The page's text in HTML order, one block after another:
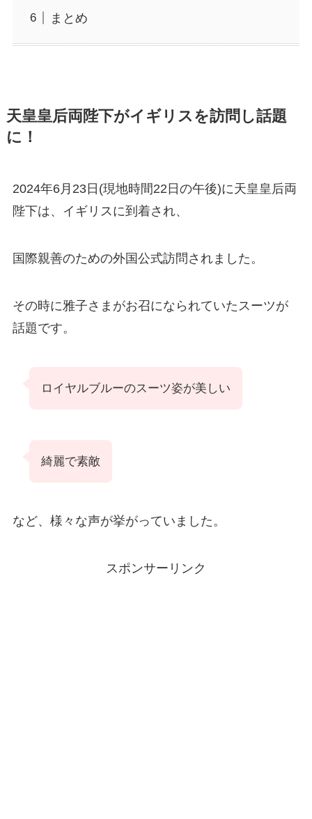
まとめ
天皇皇后両陛下がイギリスを訪問し話題
に！
2024年6月23日(現地時間22日の午後)に天皇皇后両
陛下は、イギリスに到着され、
国際親善のための外国公式訪問されました。
その時に雅子さまがお召になられていたスーツが
話題です。
ロイヤルブルーのスーツ姿が美しい
綺麗で素敵
など、様々な声が挙がっていました。
スポンサーリンク